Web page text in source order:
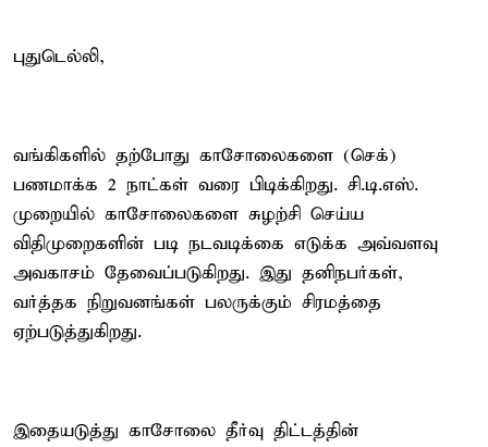
புதுடெல்லி,
வங்கிகளில் தற்போது காசோலைகளை (செக்)
பணமாக்க 2 நாட்கள் வரை பிடிக்கிறது. சி.டி.எஸ்.
முறையில் காசோலைகளை சுழற்சி செய்ய
விதிமுறைகளின் படி நடவடிக்கை எடுக்க அவ்வளவு
அவகாசம் தேவைப்படுகிறது. இது தனிநபர்கள்,
வர்த்தக நிறுவனங்கள் பலருக்கும் சிரமத்தை
ஏற்படுத்துகிறது.
இதையடுத்து காசோலை தீர்வு திட்டத்தின்